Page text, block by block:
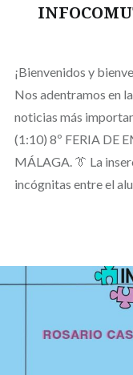
¡Bienvenidos y
Nos adentramos en
noticias más
(1:10) 8º FERIA DE
MÁLAGA. 👔 La
incógnitas entre el